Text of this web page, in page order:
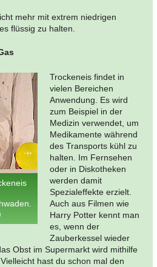
mehr mit extrem niedrigen
flüssig zu halten.
Trockeneis findet in
vielen Bereichen
Anwendung. Es wird
zum Beispiel in der
Medizin verwendet, um
Medikamente während
des Transports kühl zu
halten. Im Fernsehen
oder in Diskotheken
werden damit
Spezialeffekte erzielt.
Auch aus Filmen wie
Harry Potter kennt man
es, wenn der
Zauberkessel wieder
Obst im Supermarkt wird mithilfe
hast du schon mal den